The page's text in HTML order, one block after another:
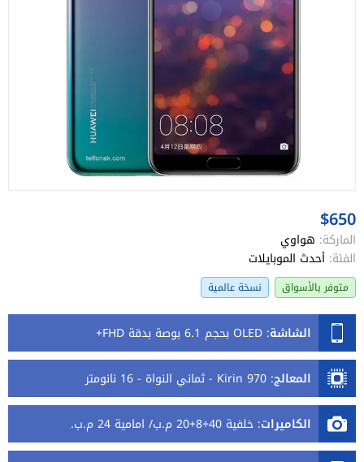
$650
الماركة: هواوي
الفئة: أحدث الموبايلات
متوفر بالأسواق نسخة عالمية
الشاشة: OLED بحجم 6.1 بوصة بدقة FHD+
المعالج: Kirin 970 - ثماني النواة - 16 نانومتر
الكاميرات: خلفية 40+8+20 م.ب/ امامية 24 م.ب.